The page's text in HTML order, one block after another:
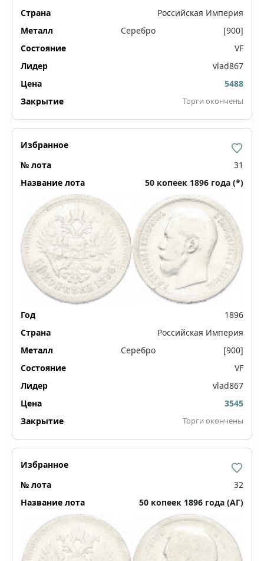
Российская Империя
Серебро
[900]
VF
vlad867
5488
Торги окончены
31
50 копеек 1896 года (*)
1896
Российская Империя
Серебро
[900]
VF
vlad867
3545
Торги окончены
32
50 копеек 1896 года (АГ)